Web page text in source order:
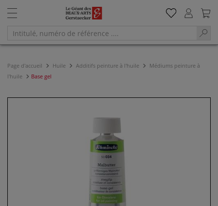
Page d'accueil Huile Additifs peinture à l'huile
Médiums peinture à
l'huile
Base gel